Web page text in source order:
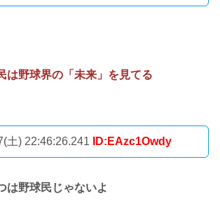
は野球界の「未来」を見てる
土) 22:46:26.241 ID:EAzc1Owdy
は野球民じゃないよ